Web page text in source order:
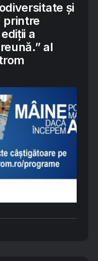
și
printre
a
al